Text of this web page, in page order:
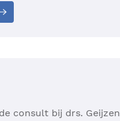
consult bij drs. Geijzen